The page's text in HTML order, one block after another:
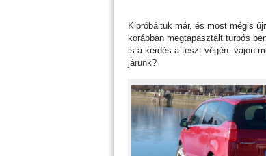
Kipróbáltuk már, és most mégis
korábban megtapasztalt turbós
is a kérdés a teszt végén: vajon
járunk?